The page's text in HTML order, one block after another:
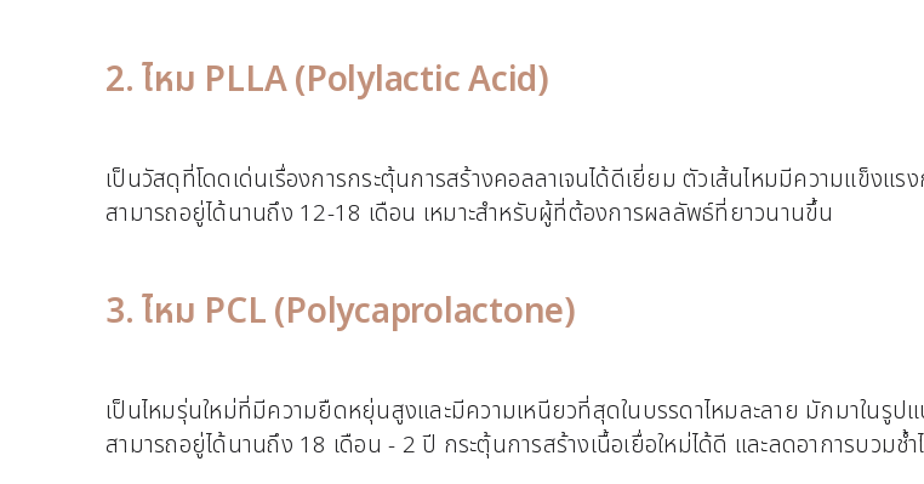
2. ไหม PLLA (Polylactic Acid)
เป็นวัสดุที่โดดเด่นเรื่องการกระตุ้นการสร้างคอลลาเจนได้ดีเยี่ยม ตัวเส้นไหมมีความแข็งแร
สามารถอยู่ได้นานถึง 12-18 เดือน เหมาะสำหรับผู้ที่ต้องการผลลัพธ์ที่ยาวนานขึ้น
3. ไหม PCL (Polycaprolactone)
เป็นไหมรุ่นใหม่ที่มีความยืดหยุ่นสูงและมีความเหนียวที่สุดในบรรดาไหมละลาย มักมาในรู
สามารถอยู่ได้นานถึง 18 เดือน - 2 ปี กระตุ้นการสร้างเนื้อเยื่อใหม่ได้ดี และลดอาการบวมช้